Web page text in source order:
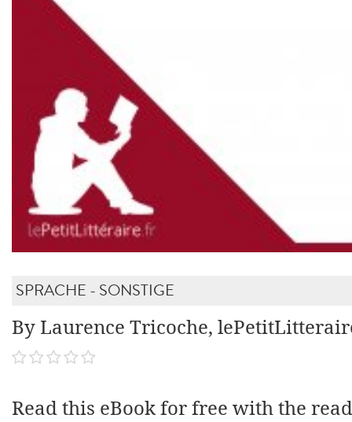
SPRACHE - SONSTIGE
By Laurence Tricoche,
Read this eBook for free with the